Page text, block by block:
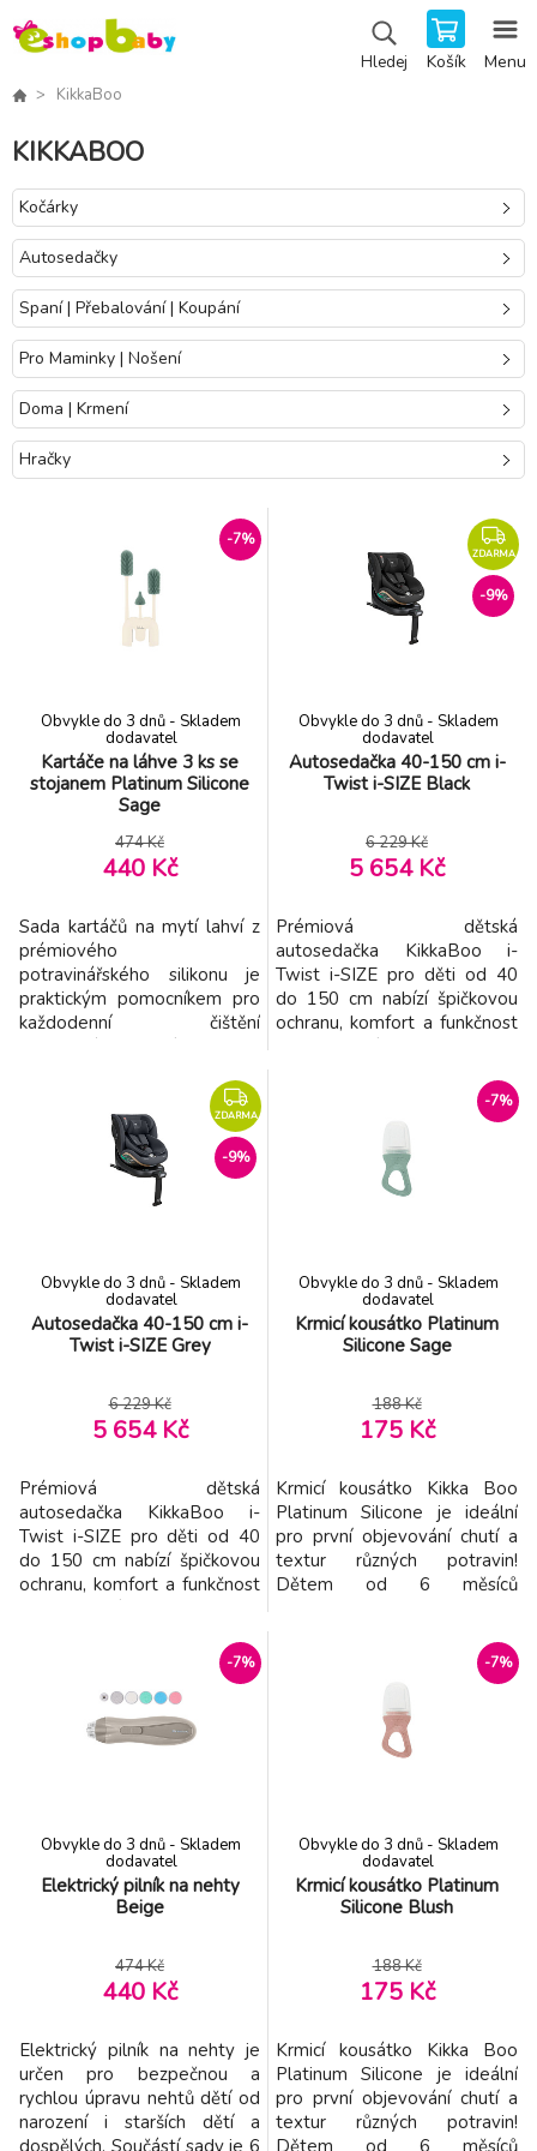
Hledej Košík Menu
KikkaBoo
KIKKABOO
Kočárky
Autosedačky
Spaní | Přebalování | Koupání
Pro Maminky | Nošení
Doma | Krmení
Hračky
-7%
Kartáče na láhve 3 ks se
stojanem Platinum Silicone
Sage
Obvykle do 3 dnů - Skladem
dodavatel
474 Kč
440 Kč
Sada kartáčů na mytí lahví z
prémiového
potravinářského silikonu je
praktickým pomocníkem pro
každodenní čištění
doplňků ke krmení. Díky třem
různým velikostem kartáčů
snadno vyčistíte malé i větší
části výbavy a udržíte vše
hygienicky čisté. Měkké a
ZDARMA
-9%
Autosedačka 40-150 cm i-
Twist i-SIZE Black
Obvykle do 3 dnů - Skladem
dodavatel
6 229 Kč
5 654 Kč
Prémiová dětská
autosedačka KikkaBoo i-
Twist i-SIZE pro děti od 40
do 150 cm nabízí špičkovou
ochranu, komfort a funkčnost
12 let. Autosedačka splňuje
nejvyšší bezpečnostní
standardy i-Size podle normy
R129/03 a byla testována
organizací TÜV NORD.
ZDARMA
-9%
Autosedačka 40-150 cm i-
Twist i-SIZE Grey
Obvykle do 3 dnů - Skladem
dodavatel
6 229 Kč
5 654 Kč
Prémiová dětská
autosedačka KikkaBoo i-
Twist i-SIZE pro děti od 40
do 150 cm nabízí špičkovou
ochranu, komfort a funkčnost
12 let. Autosedačka splňuje
nejvyšší bezpečnostní
standardy i-Size podle normy
R129/03 a byla testována
organizací TÜV NORD.
-7%
Krmicí kousátko Platinum
Silicone Sage
Obvykle do 3 dnů - Skladem
dodavatel
188 Kč
175 Kč
Krmicí kousátko Kikka Boo
Platinum Silicone je ideální
pro první objevování chutí a
textur různých potravin!
Dětem od 6 měsíců
zeleninu bez rizika polknutí
velkých kousků. Objevování s
důrazem na bezpečí: Měkký a
jemný sáček chrání dítě před
většími kousky potravin Malá
-7%
Elektrický pilník na nehty
Beige
Obvykle do 3 dnů - Skladem
dodavatel
474 Kč
440 Kč
Elektrický pilník na nehty je
určen pro bezpečnou a
rychlou úpravu nehtů dětí od
narození i starších dětí a
dospělých. Součástí sady je 6
-7%
Krmicí kousátko Platinum
Silicone Blush
Obvykle do 3 dnů - Skladem
dodavatel
188 Kč
175 Kč
Krmicí kousátko Kikka Boo
Platinum Silicone je ideální
pro první objevování chutí a
textur různých potravin!
Dětem od 6 měsíců